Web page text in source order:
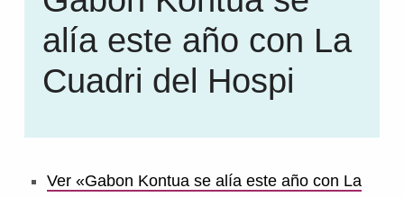
alía este año con La
Cuadri del Hospi
Ver «Gabon Kontua se alía este año con La